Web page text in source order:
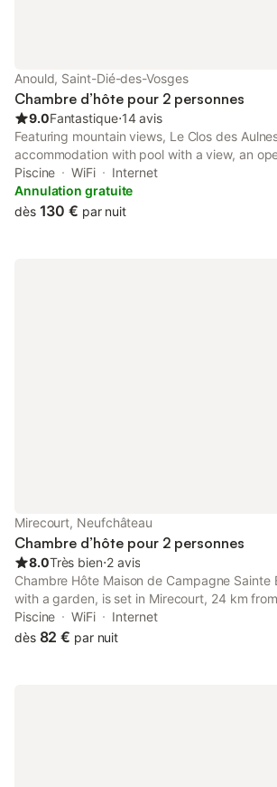
Anould, Saint-Dié-des-Vosges
Chambre d’hôte pour 2 personnes
9.0Fantastique⋅14 avis
Featuring mountain views, Le Clos des
accommodation with pool with a view, an
garden, around 19 km from Gérardmer Lake.
offers access to a terrace and free private
Piscine WiFi
Internet
Annulation gratuite
dès 130 € par nuit
Mirecourt, Neufchâteau
Chambre d’hôte pour 2 personnes
8.0Très bien⋅2 avis
Chambre Hôte Maison de Campagne Sainte
with a garden, is set in Mirecourt, 24 km
Golf Course, 32 km from Bouzey Lake, as
Épinal Golf Club.
Piscine WiFi
Internet
dès 82 € par nuit